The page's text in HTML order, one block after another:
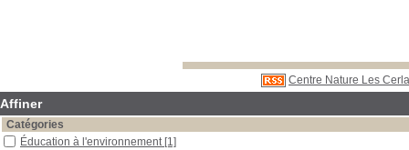
Centre Nature Les
Affiner
Catégories
Éducation à l'environnement [1]